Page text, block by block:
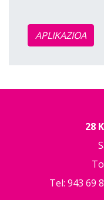
APLIKAZIOA
28
Tel: 943 69